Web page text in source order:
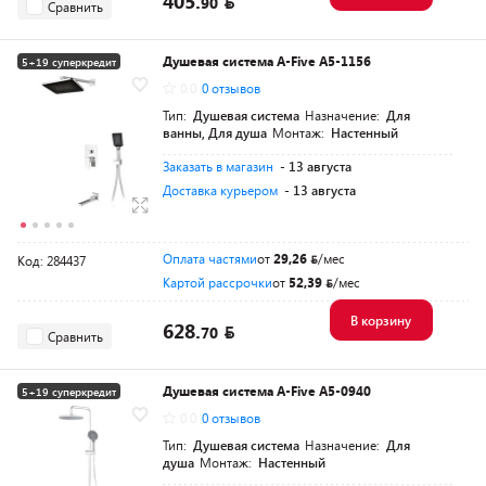
Сравнить
5+19 суперкредит
Разумная цена
Душевая система A-Five A5-1156
0 отзывов
Тип: Душевая система Назначение: Для
ванны, Для душа Монтаж: Настенный
Заказать в магазин - 13 августа
Доставка курьером - 13 августа
Код: 284437 Оплата частямиот29,26
/мес
Картой рассрочкиот 52,39 /мес
Сравнить 628.70
В корзину
5+19 суперкредит
Разумная цена
Душевая система A-Five A5-0940
0 отзывов
Тип: Душевая система Назначение: Для
душа Монтаж: Настенный